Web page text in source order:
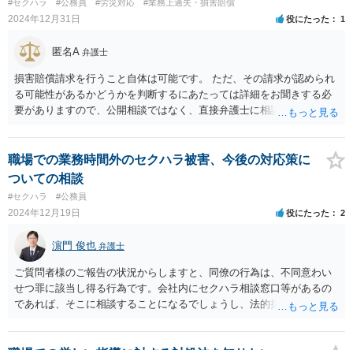
は経歴詐称をした社員がいる。」と解釈され、A社に対する名誉毀損の
可能性が出てくるので、発信者情報開示請求が通る可能性もないとは
言えないと思われます。
#セクハラ #公務員 #労災対応 #業務上過失・損害賠償
2024年12月31日 役にたった 1
匿名A 弁護士
損害賠償請求を行うこと自体は可能です。 ただ、その請求が認められ
る可能性があるかどうかを判断するにあたっては詳細をお聞きする必
要がありますので、公開相談ではなく、直接弁護士に相談された方が
職場での業務時間外のセクハラ被害、今後の対応策に
ついての相談
#セクハラ #公務員
2024年12月19日 役にたった 2
濵門 俊也 弁護士
ご質問者様のご報告の状況からしますと、同僚の行為は、不同意わい
せつ罪に該当し得る行為です。会社内にセクハラ相談窓口等があるの
であれば、そこに相談することになるでしょうし、法的措置も検討さ